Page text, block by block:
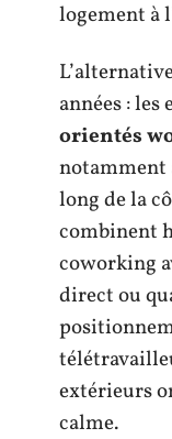
logement à
années : les
orientés
notamment
long de la
combinent
coworking
direct ou
extérieurs
calme.